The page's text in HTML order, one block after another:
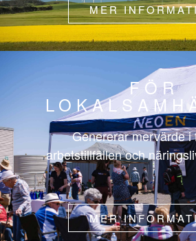
MER
FÖR
Genererar mervärde i
arbetstillfällen och
MER